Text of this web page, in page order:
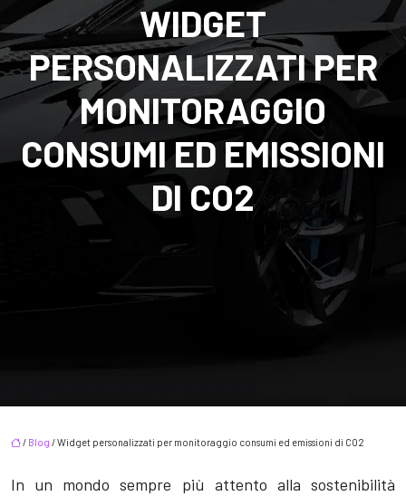
WIDGET
PERSONALIZZATI PER
MONITORAGGIO
CONSUMI ED EMISSIONI
DI CO2
/ Blog / Widget personalizzati per monitoraggio consumi ed emissioni di CO2
In un mondo sempre più attento alla sostenibilità